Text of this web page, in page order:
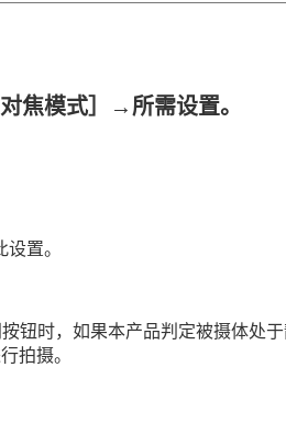
对焦模式］ →所需设置。
置。
钮时，如果本产品判定被摄体处
拍摄。